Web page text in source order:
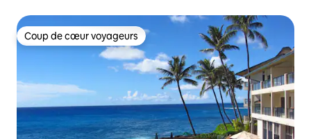
Coup de cœur voyageurs
Coup de cœur voyageurs